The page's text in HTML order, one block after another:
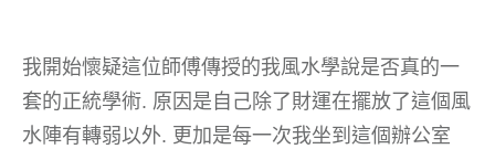
我開始懷疑這位師傅傳授的我風水學說是否真的一
套的正統學術. 原因是自己除了財運在擺放了這個風
水陣有轉弱以外. 更加是每一次我坐到這個辦公室